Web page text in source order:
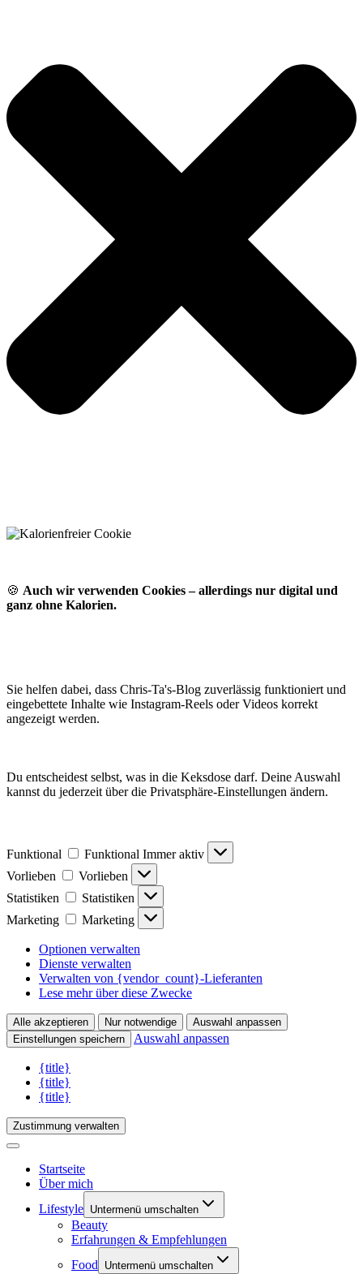
🍪 Auch wir verwenden Cookies – allerdings nur digital und
ganz ohne Kalorien.
Sie helfen dabei, dass Chris-Ta's-Blog zuverlässig funktioniert und
eingebettete Inhalte wie Instagram-Reels oder Videos korrekt
angezeigt werden.
Du entscheidest selbst, was in die Keksdose darf. Deine Auswahl
kannst du jederzeit über die Privatsphäre-Einstellungen ändern.
Funktional Funktional Immer aktiv
Vorlieben
Vorlieben
Statistiken
Statistiken
Marketing
Marketing
Optionen verwalten
Dienste verwalten
Verwalten von {vendor_count}-Lieferanten
Lese mehr über diese Zwecke
Alle akzeptieren Nur notwendige
Auswahl anpassen
Einstellungen speichern
Auswahl anpassen
{title}
{title}
{title}
Zustimmung verwalten
Startseite
Über mich
Lifestyle Untermenü umschalten
Beauty
Erfahrungen & Empfehlungen
Food
Untermenü umschalten